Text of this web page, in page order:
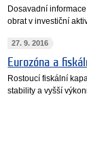
Dosavadní
obrat v investiční
27. 9. 2016
Eurozóna a
Rostoucí fiskální
stability a vyšší